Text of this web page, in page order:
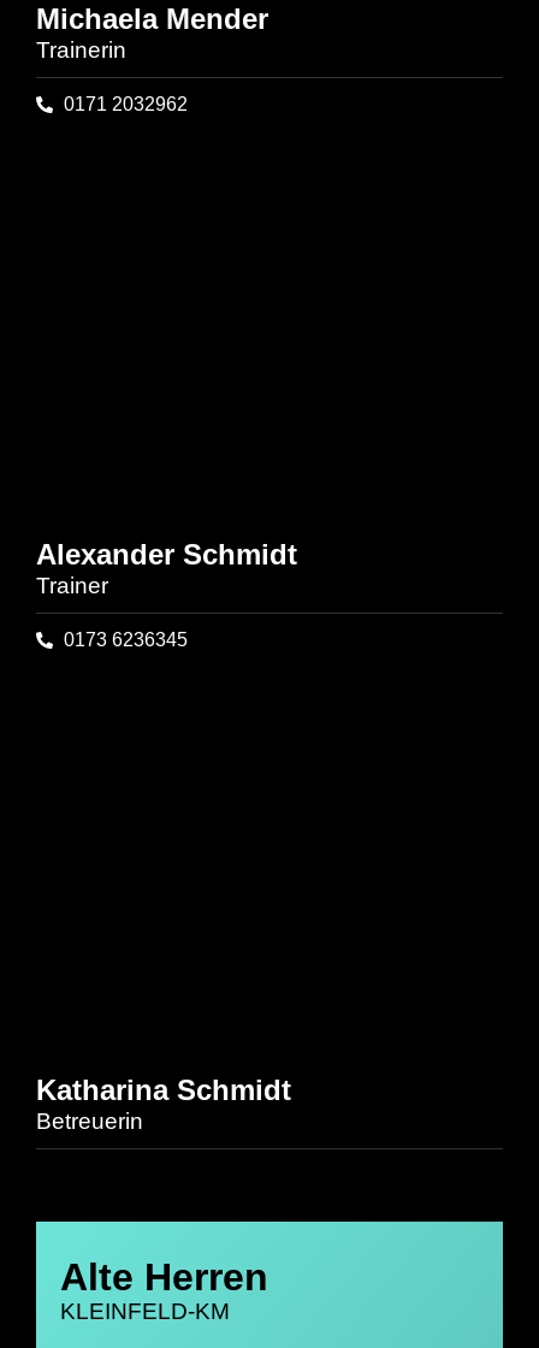
Michaela Mender
Trainerin
0171 2032962
Alexander Schmidt
Trainer
0173 6236345
Katharina Schmidt
Betreuerin
Alte Herren
KLEINFELD-KM